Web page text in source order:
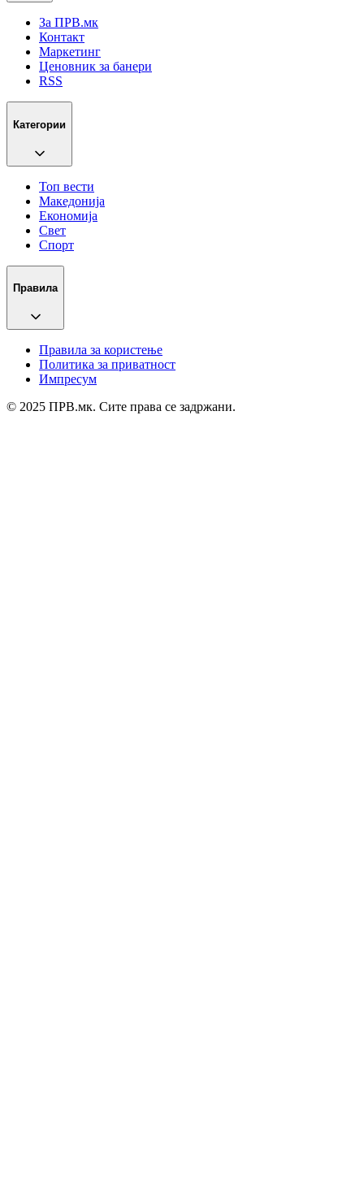
За ПРВ.мк
Контакт
Маркетинг
Ценовник за банери
RSS
Категории
Топ вести
Македонија
Економија
Свет
Спорт
Правила
Правила за користење
Политика за приватност
Импресум
© 2025 ПРВ.мк. Сите права се задржани.